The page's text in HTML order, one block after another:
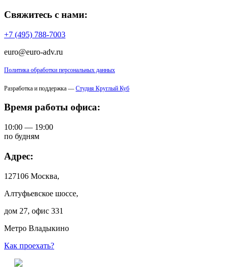
Свяжитесь с нами:
+7 (495) 788-7003
euro@euro-adv.ru
Политика обработки персональных данных
Разработка и поддержка — Студия Круглый Куб
Время работы офиса:
10:00 — 19:00
по будням
Адрес:
127106 Москва,
Алтуфьевское шоссе,
дом 27, офис 331
Метро Владыкино
Как проехать?